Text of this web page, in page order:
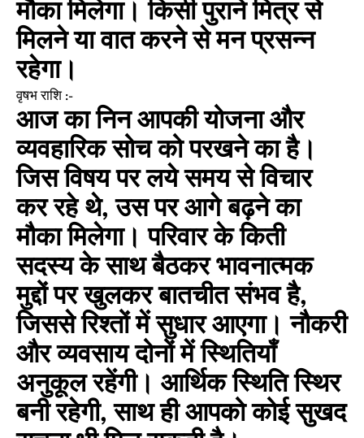
मौका मिलेगा। किसी पुराने मित्र से
मिलने या वात करने से मन प्रसन्न
रहेगा।
वृषभ राशि :-
आज का निन आपकी योजना और
व्यवहारिक सोच को परखने का है।
जिस विषय पर लये समय से विचार
कर रहे थे, उस पर आगे बढ़ने का
मौका मिलेगा। परिवार के किती
सदस्य के साथ बैठकर भावनात्मक
मुद्दों पर खुलकर बातचीत संभव है,
जिससे रिश्तों में सुधार आएगा। नौकरी
और व्यवसाय दोनों में स्थितियाँ
अनुकूल रहेंगी। आर्थिक स्थिति स्थिर
बनी रहेगी, साथ ही आपको कोई सुखद